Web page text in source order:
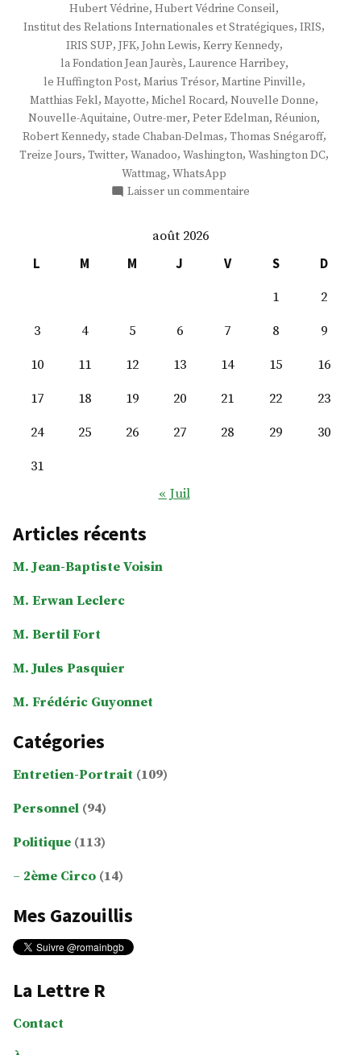
Hubert Védrine, Hubert Védrine Conseil,
Institut des Relations Internationales et Stratégiques, IRIS,
IRIS SUP, JFK, John Lewis, Kerry Kennedy,
la Fondation Jean Jaurès, Laurence Harribey,
le Huffington Post, Marius Trésor, Martine Pinville,
Matthias Fekl, Mayotte, Michel Rocard, Nouvelle Donne,
Nouvelle-Aquitaine, Outre-mer, Peter Edelman, Réunion,
Robert Kennedy, stade Chaban-Delmas, Thomas Snégaroff,
Treize Jours, Twitter, Wanadoo, Washington, Washington DC,
Wattmag, WhatsApp
Laisser un commentaire
août 2026
L
M M J V S
D
1
2
3
4 5 6 7 8
9
10
11 12 13 14 15
16
17
18 19 20 21 22
23
24
25 26 27 28 29
30
31
« Juil
Articles récents
M. Jean-Baptiste Voisin
M. Erwan Leclerc
M. Bertil Fort
M. Jules Pasquier
M. Frédéric Guyonnet
Catégories
Entretien-Portrait (109)
Personnel (94)
Politique (113)
2ème Circo (14)
Mes Gazouillis
La Lettre R
Contact